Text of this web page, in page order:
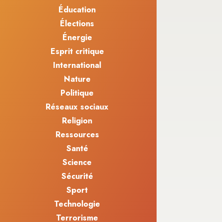
Éducation
Élections
Énergie
Esprit critique
International
Nature
Politique
Réseaux sociaux
Religion
Ressources
Santé
Science
Sécurité
Sport
Technologie
Terrorisme